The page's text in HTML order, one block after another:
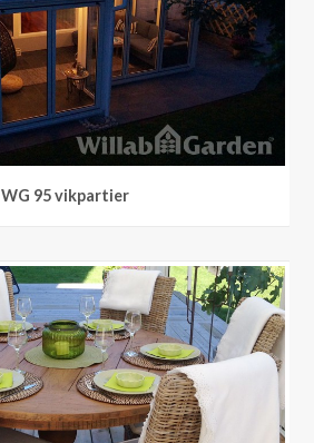
WG 95 vikpartier
WG 95 vikpartier